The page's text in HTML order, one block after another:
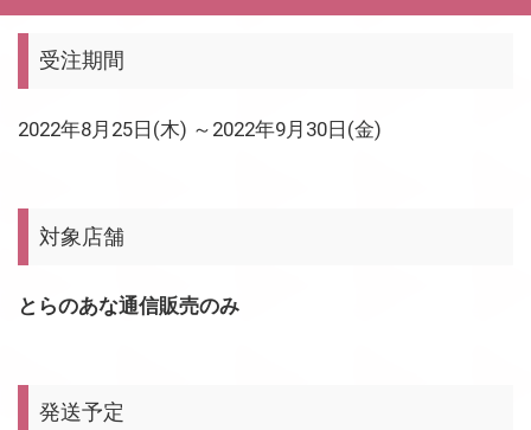
受注期間
2022年8月25日(木) ～2022年9月30日(金)
対象店舗
とらのあな通信販売のみ
発送予定